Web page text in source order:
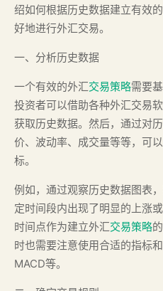
绍如何根据历史数据建立有效
好地进行外汇交易。
一、分析历史数据
一个有效的外汇交易策略需要
投资者可以借助各种外汇交易
获取历史数据。然后，通过对
价、波动率、成交量等等，可
标。
例如，通过观察历史数据图表
定时间段内出现了明显的上涨
时间点作为建立外汇交易策略
时也需要注意使用合适的指标
MACD等。